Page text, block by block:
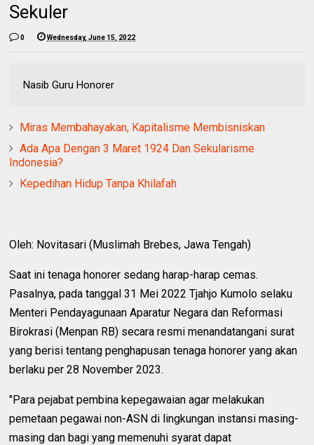
Sekuler
0 Wednesday, June 15, 2022
Nasib Guru Honorer
Miras Membahayakan, Kapitalisme Membisniskan
Ada Apa Dengan 3 Maret 1924 Dan Sekularisme
Indonesia?
Kepedihan Hidup Tanpa Khilafah
Oleh: Novitasari (Muslimah Brebes, Jawa Tengah)
Saat ini tenaga honorer sedang harap-harap cemas.
Pasalnya, pada tanggal 31 Mei 2022 Tjahjo Kumolo selaku
Menteri Pendayagunaan Aparatur Negara dan Reformasi
Birokrasi (Menpan RB) secara resmi menandatangani surat
yang berisi tentang penghapusan tenaga honorer yang akan
berlaku per 28 November 2023.
"Para pejabat pembina kepegawaian agar melakukan
pemetaan pegawai non-ASN di lingkungan instansi masing-
masing dan bagi yang memenuhi syarat dapat